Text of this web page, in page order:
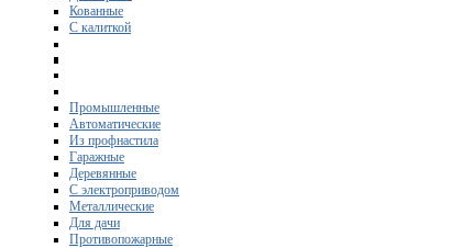
Кованные
С калиткой
Промышленные
Автоматические
Из профнастила
Гаражные
Деревянные
С электроприводом
Металлические
Для дачи
Противопожарные